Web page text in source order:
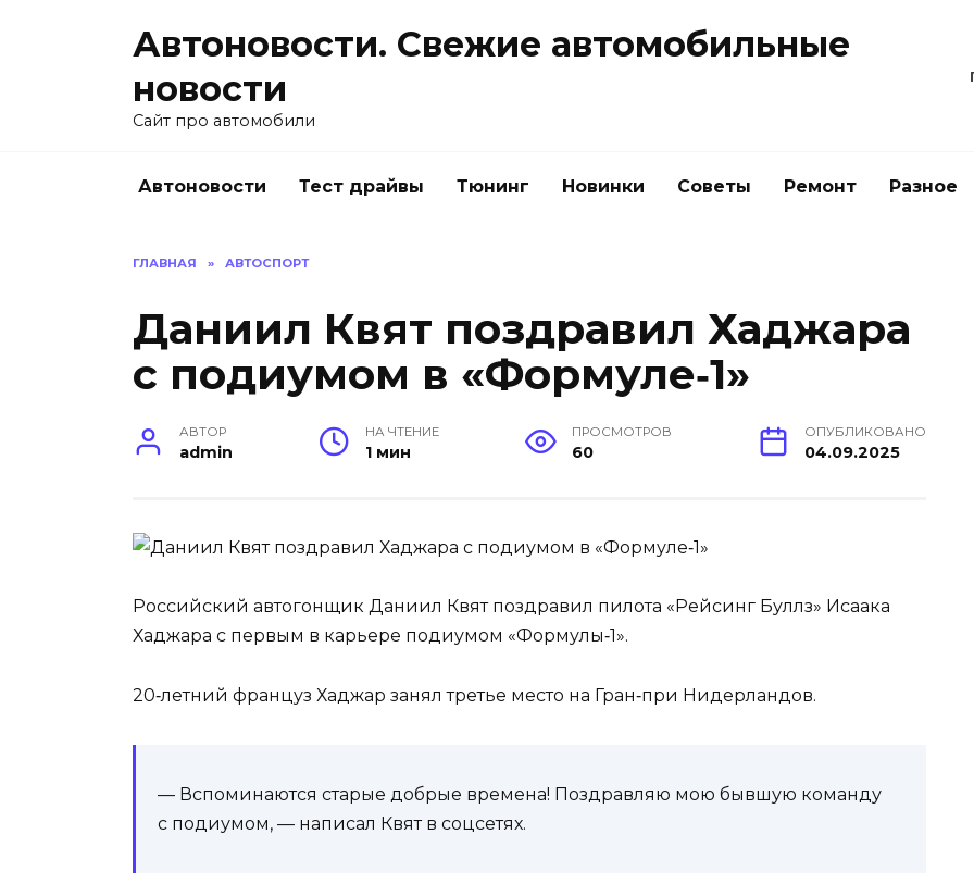
Автоновости. Свежие автомобильные
новости
Сайт про автомобили
Автоновости Тест драйвы Тюнинг Новинки Советы Ремонт Разное
ГЛАВНАЯ » АВТОСПОРТ
Даниил Квят поздравил Хаджара
с подиумом в «Формуле‑1»
АВТОР
admin
НА ЧТЕНИЕ
1 мин
ПРОСМОТРОВ
60
ОПУБЛИКОВАНО
04.09.2025
Российский автогонщик Даниил Квят поздравил пилота «Рейсинг Буллз» Исаака
Хаджара с первым в карьере подиумом «Формулы‑1».
20‑летний француз Хаджар занял третье место на Гран‑при Нидерландов.
— Вспоминаются старые добрые времена! Поздравляю мою бывшую команду
с подиумом, — написал Квят в соцсетях.